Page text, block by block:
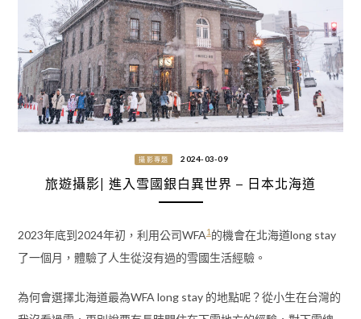
攝影專題 2024-03-09
旅遊攝影| 進入雪國銀白異世界 – 日本北海道
2023年底到2024年初，利用公司WFA1的機會在北海道long stay
了一個月，體驗了人生從沒有過的雪國生活經驗。
為何會選擇北海道最為WFA long stay 的地點呢？從小生在台灣的